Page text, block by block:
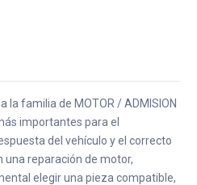
la familia de MOTOR / ADMISION
importantes para el
del vehículo y el correcto
reparación de motor,
elegir una pieza compatible,